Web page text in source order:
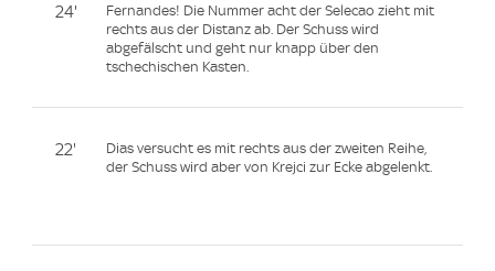
24'
Fernandes! Die Nummer acht der Selecao zieht mit
rechts aus der Distanz ab. Der Schuss wird
abgefälscht und geht nur knapp über den
tschechischen Kasten.
22'
Dias versucht es mit rechts aus der zweiten Reihe,
der Schuss wird aber von Krejci zur Ecke abgelenkt.